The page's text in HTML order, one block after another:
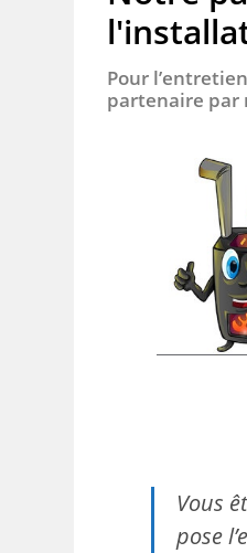
Pour
partenaire par
Vous
pose